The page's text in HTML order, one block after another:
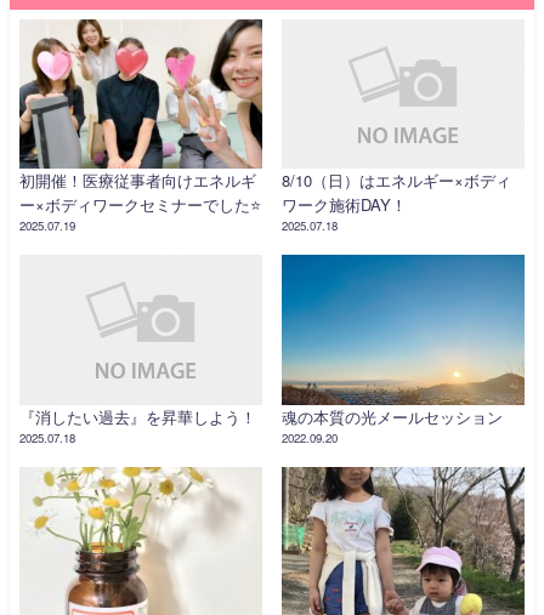
初開催！医療従事者向けエネルギ
ー×ボディワークセミナーでした⭐️
2025.07.19
8/10（日）はエネルギー×ボディ
ワーク施術DAY！
2025.07.18
『消したい過去』を昇華しよう！
2025.07.18
魂の本質の光メールセッション
2022.09.20